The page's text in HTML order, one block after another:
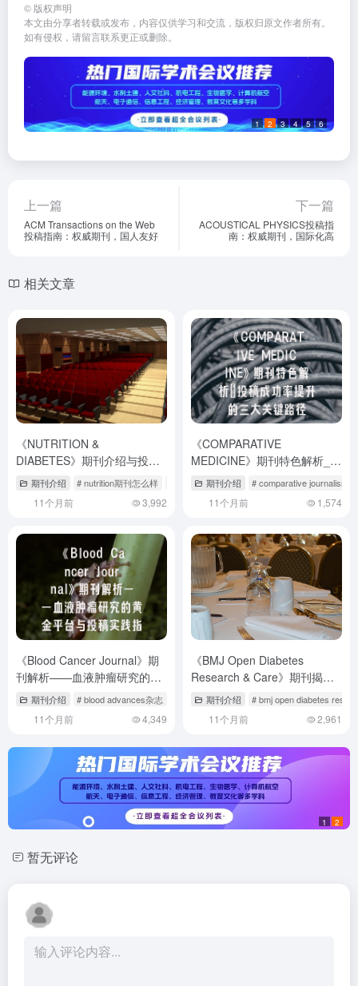
© 版权声明
本文由分享者转载或发布，内容仅供学习和交流，版权归原文作者所有。
如有侵权，请留言联系更正或删除。
1 2 3 4 5 6
上一篇
ACM Transactions on the Web
投稿指南：权威期刊，国人友好
下一篇
ACOUSTICAL PHYSICS投稿指
南：权威期刊，国际化高
相关文章
《NUTRITION &
DIABETES》期刊介绍与投稿
策略期刊介绍 # nutrition期刊怎么样 # nutrition杂志属于几区
11个月前 3,992
《COMPARATIVE
MEDICINE》期刊特色解析_投
稿成功率提升的三大关键路径
期刊介绍 # comparative journalism
11个月前 1,574
《Blood Cancer Journal》期
刊解析——血液肿瘤研究的黄
金平台与投稿实践指南
期刊介绍 # blood advances杂志 # blood cancer journal投稿经验 # blood期刊
11个月前 4,349
《BMJ Open Diabetes
Research & Care》期刊揭秘
——糖尿病研究的开放获取平
台与投稿攻略
期刊介绍 # bmj open diabetes
11个月前 2,961
1 2
暂无评论